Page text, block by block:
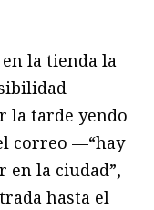
la tienda la
la tarde yendo
correo —“hay
en la ciudad”,
hasta el